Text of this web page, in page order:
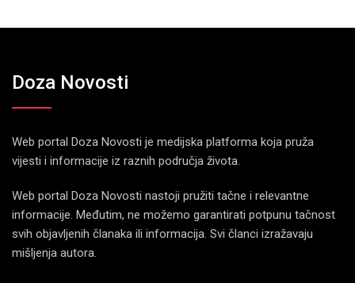
Doza Novosti
Web portal Doza Novosti je medijska platforma koja pruža
vijesti i informacije iz raznih područja života.
Web portal Doza Novosti nastoji pružiti tačne i relevantne
informacije. Međutim, ne možemo garantirati potpunu tačnost
svih objavljenih članaka ili informacija. Svi članci izražavaju
mišljenja autora.